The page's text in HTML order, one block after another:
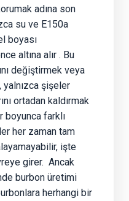
adına son
su ve E150a
boyası
altına alır . Bu
değiştirmek veya
şişeler
ortadan kaldırmak
boyunca farklı
her zaman tam
işte
girer. Ancak
burbon üretimi
herhangi bir